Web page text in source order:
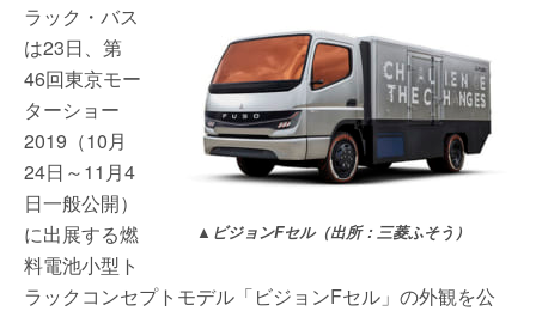
▲ビジョンFセル（出所：三菱ふそう）
ラック・バス
は23日、第
46回東京モー
ターショー
2019（10月
24日～11月4
日一般公開）
に出展する燃
料電池小型ト
ラックコンセプトモデル「ビジョンFセル」の外観を公